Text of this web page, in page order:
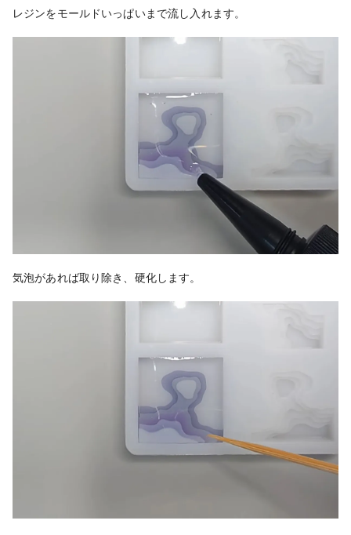
レジンをモールドいっぱいまで流し入れます。
気泡があれば取り除き、硬化します。